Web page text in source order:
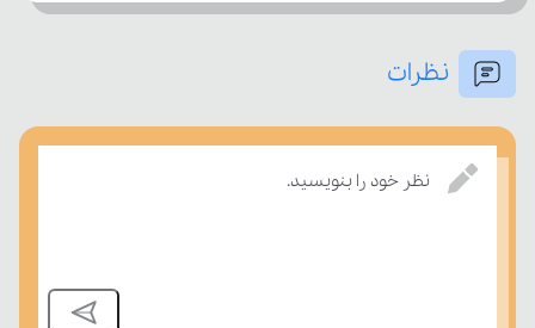
تسلط خود را بر مفاهیم درسی بسنجند.
نظرات
نظر خود را بنویسید.